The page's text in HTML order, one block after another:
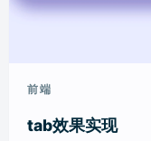
前端
tab效果实现